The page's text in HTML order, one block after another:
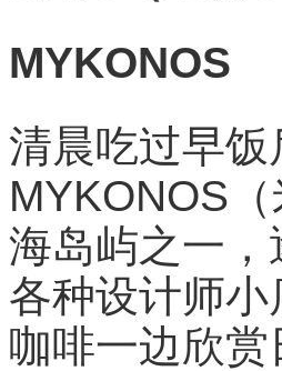
MYKONOS
清晨吃过早
MYKONOS
海岛屿之一
各种设计师
咖啡一边欣赏